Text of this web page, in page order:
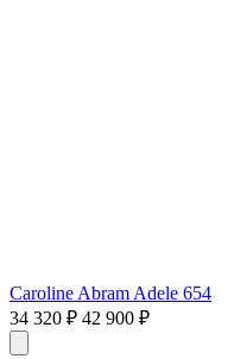
Caroline Abram Adele 654
34 320 ₽ 42 900 ₽